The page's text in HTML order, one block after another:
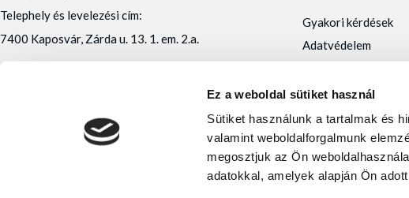
Ez a weboldal sütiket használ
Sütiket használunk a tartalmak és
valamint weboldalforgalmunk
megosztjuk az Ön
adatokkal, amelyek alapján Ön
Telephely és levelezési cím:
7400 Kaposvár, Zárda u. 13. 1. em. 2.a.
Felnőttképző engedély száma: E/2020/000010
Felnőttképző nyilvántartásba vételi száma:
Gyakori kérdések
Adatvédelem
Orvosi alkalmassági